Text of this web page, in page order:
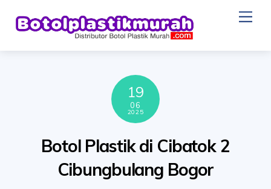
19
06
2025
Botol Plastik di Cibatok 2
Cibungbulang Bogor